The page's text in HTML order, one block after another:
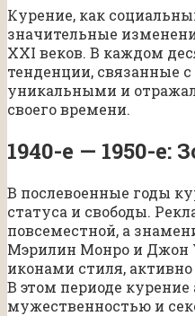
Курение, как
значительные
XXI веков. В каждом
тенденции, связанные
уникальными и
своего времени.
1940-е — 1950-е:
В послевоенные годы
статуса и свободы.
повсеместной, а
Мэрилин Монро и Джон
иконами стиля,
В этом периоде курение
мужественностью и